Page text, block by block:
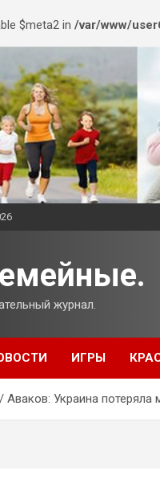
$meta2 in /var/www/
журнал.
ИГРЫ
Аваков: Украина